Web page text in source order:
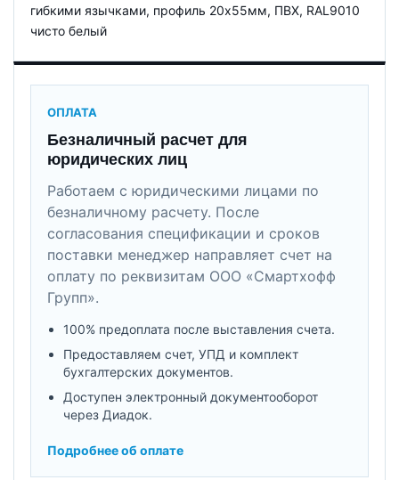
гибкими язычками, профиль 20х55мм, ПВХ, RAL9010
чисто белый
ОПЛАТА
Безналичный расчет для
юридических лиц
Работаем с юридическими лицами по
безналичному расчету. После
согласования спецификации и сроков
поставки менеджер направляет счет на
оплату по реквизитам ООО «Смартхофф
Групп».
100% предоплата после выставления счета.
Предоставляем счет, УПД и комплект
бухгалтерских документов.
Доступен электронный документооборот
через Диадок.
Подробнее об оплате